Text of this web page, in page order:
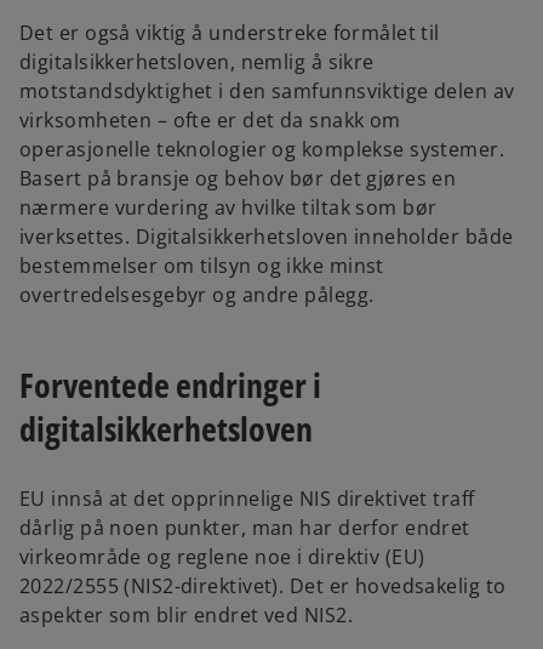
Det er også viktig å understreke formålet til
digitalsikkerhetsloven, nemlig å sikre
motstandsdyktighet i den samfunnsviktige delen av
virksomheten – ofte er det da snakk om
operasjonelle teknologier og komplekse systemer.
Basert på bransje og behov bør det gjøres en
nærmere vurdering av hvilke tiltak som bør
iverksettes. Digitalsikkerhetsloven inneholder både
bestemmelser om tilsyn og ikke minst
overtredelsesgebyr og andre pålegg.
Forventede endringer i
digitalsikkerhetsloven
EU innså at det opprinnelige NIS direktivet traff
dårlig på noen punkter, man har derfor endret
virkeområde og reglene noe i direktiv (EU)
2022/2555 (NIS2-direktivet). Det er hovedsakelig to
aspekter som blir endret ved NIS2.